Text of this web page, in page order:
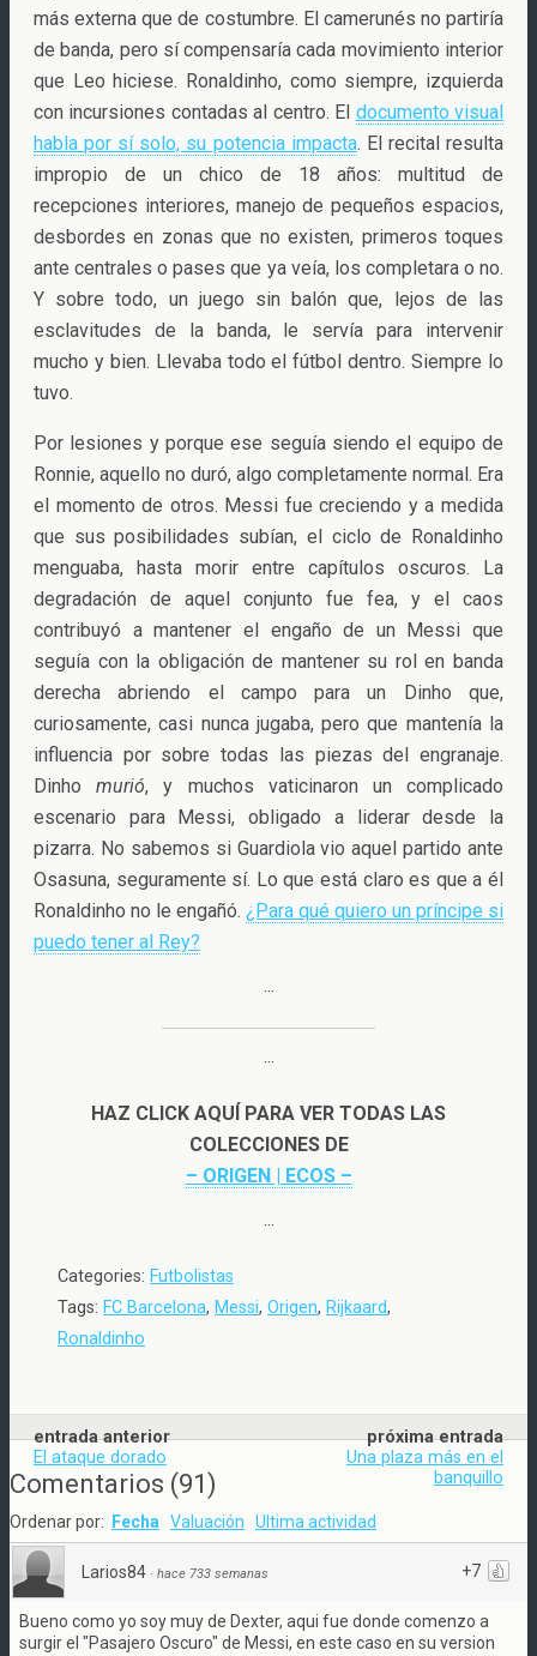
más externa que de costumbre. El camerunés no partiría
de banda, pero sí compensaría cada movimiento interior
que Leo hiciese. Ronaldinho, como siempre, izquierda
con incursiones contadas al centro. El documento visual
habla por sí solo, su potencia impacta. El recital resulta
impropio de un chico de 18 años: multitud de
recepciones interiores, manejo de pequeños espacios,
desbordes en zonas que no existen, primeros toques
ante centrales o pases que ya veía, los completara o no.
Y sobre todo, un juego sin balón que, lejos de las
esclavitudes de la banda, le servía para intervenir
mucho y bien. Llevaba todo el fútbol dentro. Siempre lo
tuvo.
Por lesiones y porque ese seguía siendo el equipo de
Ronnie, aquello no duró, algo completamente normal. Era
el momento de otros. Messi fue creciendo y a medida
que sus posibilidades subían, el ciclo de Ronaldinho
menguaba, hasta morir entre capítulos oscuros. La
degradación de aquel conjunto fue fea, y el caos
contribuyó a mantener el engaño de un Messi que
seguía con la obligación de mantener su rol en banda
derecha abriendo el campo para un Dinho que,
curiosamente, casi nunca jugaba, pero que mantenía la
influencia por sobre todas las piezas del engranaje.
Dinhomurió, y muchos vaticinaron un complicado
escenario para Messi, obligado a liderar desde la
pizarra. No sabemos si Guardiola vio aquel partido ante
Osasuna, seguramente sí. Lo que está claro es que a él
Ronaldinho no le engañó. ¿Para qué quiero un príncipe si
puedo tener al Rey?
···
···
HAZ CLICK AQUÍ PARA VER TODAS LAS
COLECCIONES DE
– ORIGEN | ECOS –
···
Categories: Futbolistas
Tags: FC Barcelona, Messi, Origen, Rijkaard,
Ronaldinho
entrada anterior
El ataque dorado
próxima entrada
Una plaza más en el
banquillo
Comentarios (91)
Ordenar por: Fecha Valuación Ultima actividad
+7
Larios84 · hace 733 semanas
Bueno como yo soy muy de Dexter, aqui fue donde comenzo a
surgir el "Pasajero Oscuro" de Messi, en este caso en su version